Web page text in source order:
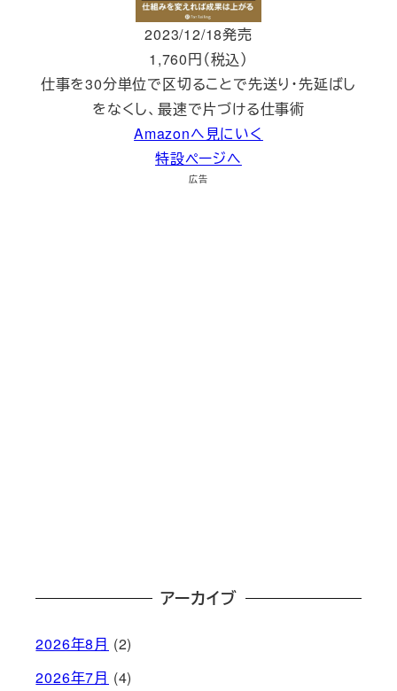
2023/12/18発売
1,760円（税込）
仕事を30分単位で区切ることで先送り・先延ばし
をなくし、最速で片づける仕事術
Amazonへ見にいく
特設ページへ
広告
アーカイブ
2026年8月 (2)
2026年7月 (4)